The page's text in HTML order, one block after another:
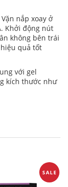
nắp xoay ở
Khởi động nút
không bên trái
quả tốt
với gel
kích thước như
SALE